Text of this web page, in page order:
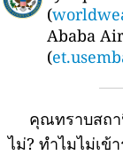
(
Ababa
(
คุณทราบสถ
ไม่? ทำไมไม่เข้